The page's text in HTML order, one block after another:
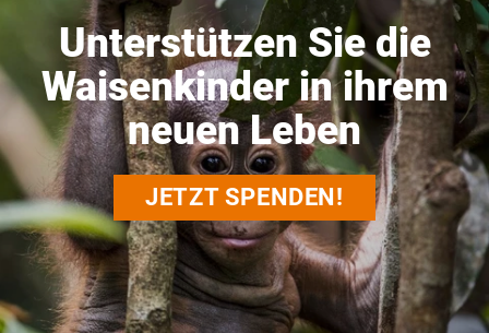
Unterstützen Sie die
Waisenkinder in ihrem
neuen Leben
JETZT SPENDEN!